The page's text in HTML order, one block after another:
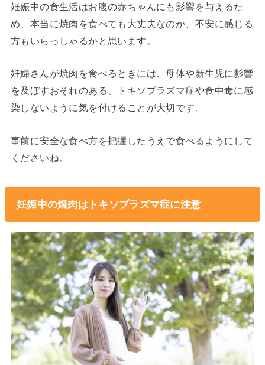
妊娠中の食生活はお腹の赤ちゃんにも影響を与えるた
め、本当に焼肉を食べても大丈夫なのか、不安に感じる
方もいらっしゃるかと思います。
妊婦さんが焼肉を食べるときには、母体や新生児に影響
を及ぼすおそれのある、トキソプラズマ症や食中毒に感
染しないように気を付けることが大切です。
事前に安全な食べ方を把握したうえで食べるようにして
くださいね。
妊娠中の焼肉はトキソプラズマ症に注意